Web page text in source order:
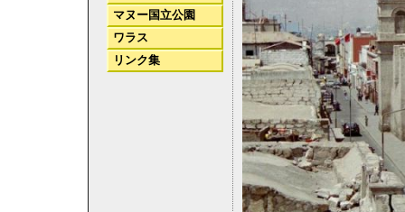
マヌー国立公園
ワラス
リンク集